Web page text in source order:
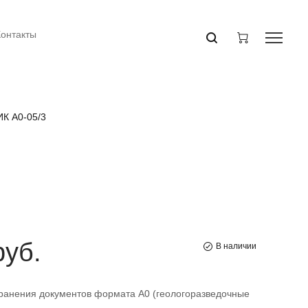
А0-05/3
В наличии
документов формата А0 (геологоразведочные